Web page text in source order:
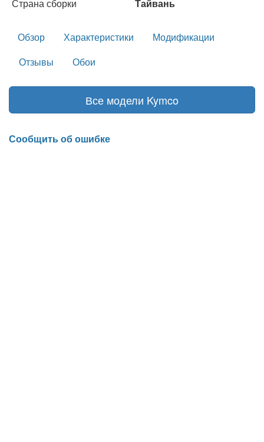
Страна сборки
Тайвань
Обзор Характеристики
Модификации
Отзывы
Обои
Все модели Kymco
Сообщить об ошибке